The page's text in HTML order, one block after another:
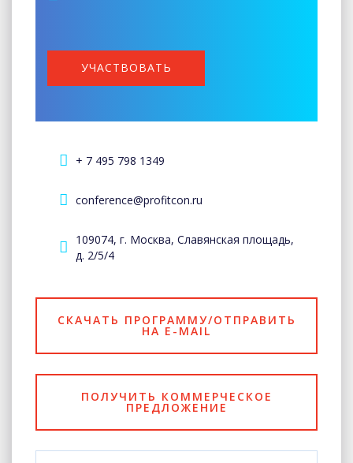
УЧАСТВОВАТЬ
+ 7 495 798 1349
conference@profitcon.ru
109074, г. Москва, Славянская площадь,
д. 2/5/4
СКАЧАТЬ ПРОГРАММУ/ОТПРАВИТЬ
НА E-MAIL
ПОЛУЧИТЬ КОММЕРЧЕСКОЕ
ПРЕДЛОЖЕНИЕ